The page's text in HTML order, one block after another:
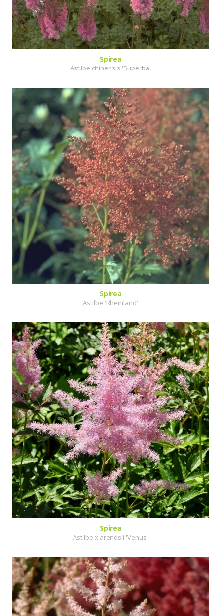
Spirea
Astilbe chinensis 'Superba'
Spirea
Astilbe 'Rheinland'
Spirea
Astilbe x arendsii 'Venus'